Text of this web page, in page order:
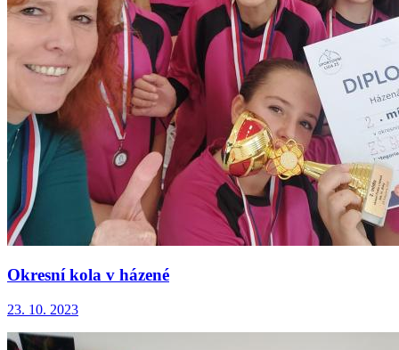
Okresní kola v házené
23. 10. 2023